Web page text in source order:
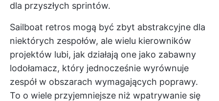
dla przyszłych sprintów.
Sailboat retros mogą być zbyt abstrakcyjne dla
niektórych zespołów, ale wielu kierowników
projektów lubi, jak działają one jako zabawny
lodołamacz, który jednocześnie wyrównuje
zespół w obszarach wymagających poprawy.
To o wiele przyjemniejsze niż wpatrywanie się